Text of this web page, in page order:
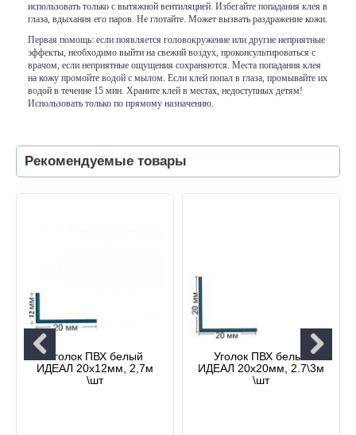
использовать только с вытяжной вентиляцией. Избегайте попадания клея в
глаза, вдыхания его паров. Не глотайте. Может вызвать раздражение кожи.
Первая помощь: если появляется головокружение или другие неприятные
эффекты, необходимо выйти на свежий воздух, проконсультироваться с
врачом, если неприятные ощущения сохраняются. Места попадания клея
на кожу промойте водой с мылом. Если клей попал в глаза, промывайте их
водой в течение 15 мин. Храните клей в местах, недоступных детям!
Использовать только по прямому назначению.
Рекомендуемые товары
Уголок ПВХ белый
ИДЕАЛ 20х12мм, 2,7м
\шт
Уголок ПВХ белый
ИДЕАЛ 20х20мм, 2.7\3м
\шт